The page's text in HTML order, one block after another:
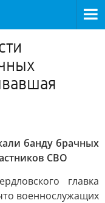
банду брачных
СВО
главка
военнослужащих